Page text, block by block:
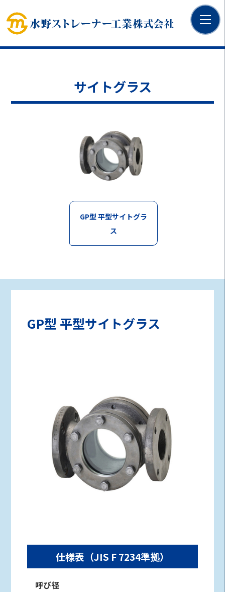
サイトグラス
GP型 平型サイトグラ
ス
GP型 平型サイトグラス
仕様表（JIS F 7234準拠）
呼び径